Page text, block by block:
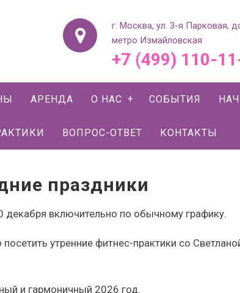
г. Москва, ул. 3-я Парковая,
метро Измайловская
+7 (499) 110-
АРЕНДА О НАС СОБЫТИЯ
ВОПРОС-ОТВЕТ КОНТАКТЫ
праздники
декабря включительно по обычному графику.
утренние фитнес-практики со
и гармоничный 2026 год.